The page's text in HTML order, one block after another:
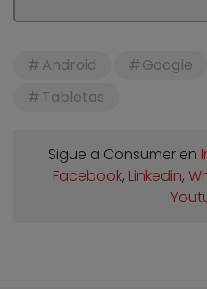
Android Google
Tabletas
Sigue a Consumer en
Facebook, Linkedin,